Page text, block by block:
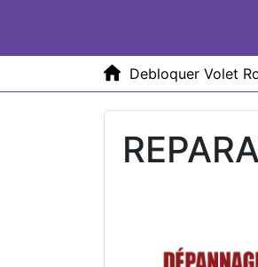
Debloquer Volet